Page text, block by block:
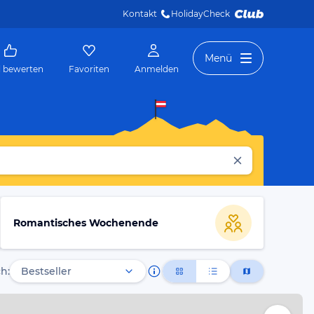
Kontakt HolidayCheck
bewerten Favoriten Anmelden
Menü
Romantisches Wochenende